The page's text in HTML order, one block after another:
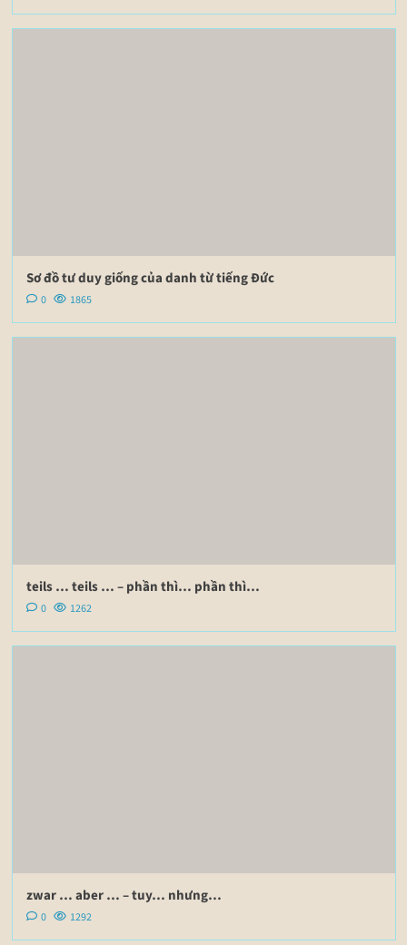
Sơ đồ tư duy giống của danh từ tiếng Đức
0 1865
teils … teils … – phần thì… phần thì…
0 1262
zwar … aber … – tuy… nhưng…
0 1292